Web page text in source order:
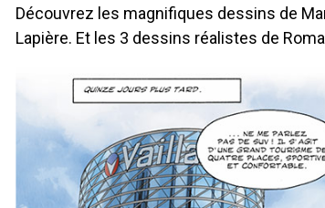
Découvrez les magnifiques dessins de
Lapière. Et les 3 dessins réalistes de